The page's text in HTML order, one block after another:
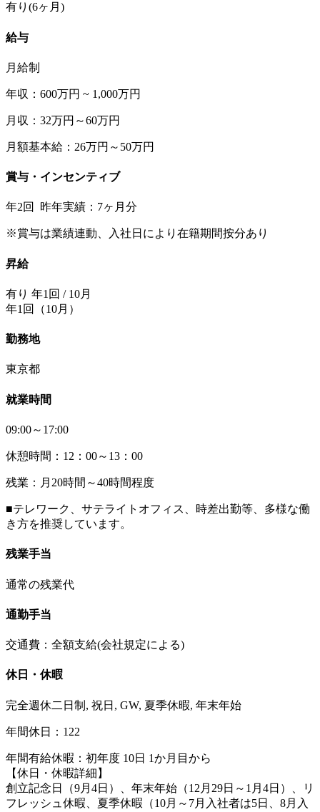
有り(6ヶ月)
給与
月給制
年収：600万円 ~ 1,000万円
月収：32万円～60万円
月額基本給：26万円～50万円
賞与・インセンティブ
年2回 昨年実績：7ヶ月分
※賞与は業績連動、入社日により在籍期間按分あり
昇給
有り 年1回 / 10月
年1回（10月）
勤務地
東京都
就業時間
09:00～17:00
休憩時間：12：00～13：00
残業：月20時間～40時間程度
■テレワーク、サテライトオフィス、時差出勤等、多様な働
き方を推奨しています。
残業手当
通常の残業代
通勤手当
交通費：全額支給(会社規定による)
休日・休暇
完全週休二日制, 祝日, GW, 夏季休暇, 年末年始
年間休日：122
年間有給休暇：初年度 10日 1か月目から
【休日・休暇詳細】
創立記念日（9月4日）、年末年始（12月29日～1月4日）、リ
フレッシュ休暇、夏季休暇（10月～7月入社者は5日、8月入